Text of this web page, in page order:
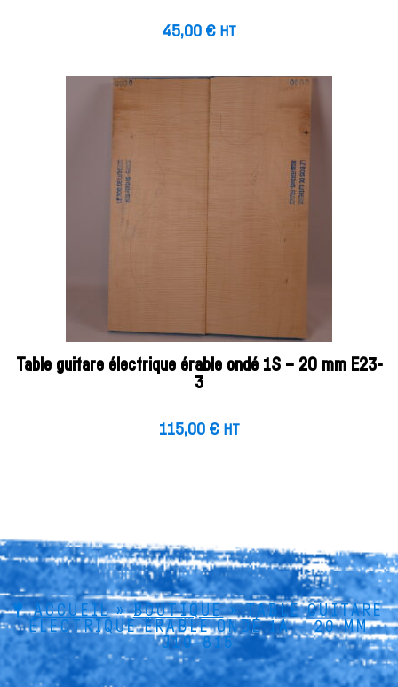
45,00 € HT
Table guitare électrique érable ondé 1S – 20 mm E23-
3
115,00 € HT
ACCUEIL»BOUTIQUE»TABLE GUITARE
ÉLECTRIQUE ÉRABLE ONDÉ 1A – 20 MM
J10-815